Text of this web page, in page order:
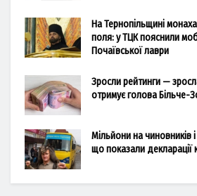
На Тернопільщині
поля: у ТЦК пояснили
Почаївської лаври
Зросли рейтинги —
отримує голова Більче-
Мільйони на чиновників
що показали декларації